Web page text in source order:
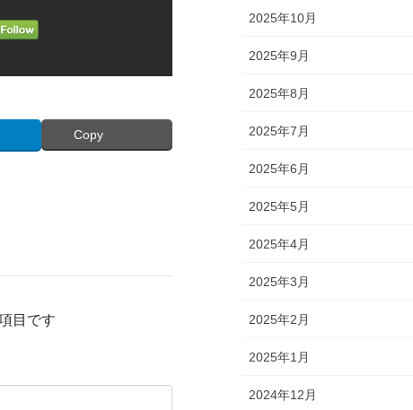
Copy
目です
2025年10月
2025年9月
2025年8月
2025年7月
2025年6月
2025年5月
2025年4月
2025年3月
2025年2月
2025年1月
2024年12月